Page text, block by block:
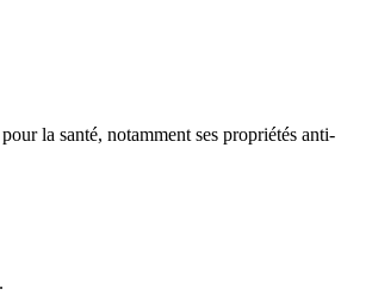
la santé, notamment ses propriétés anti-